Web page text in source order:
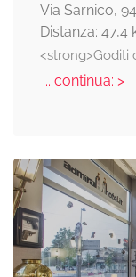
Via Sarnico,
Distanza: 47,4
... continua: >